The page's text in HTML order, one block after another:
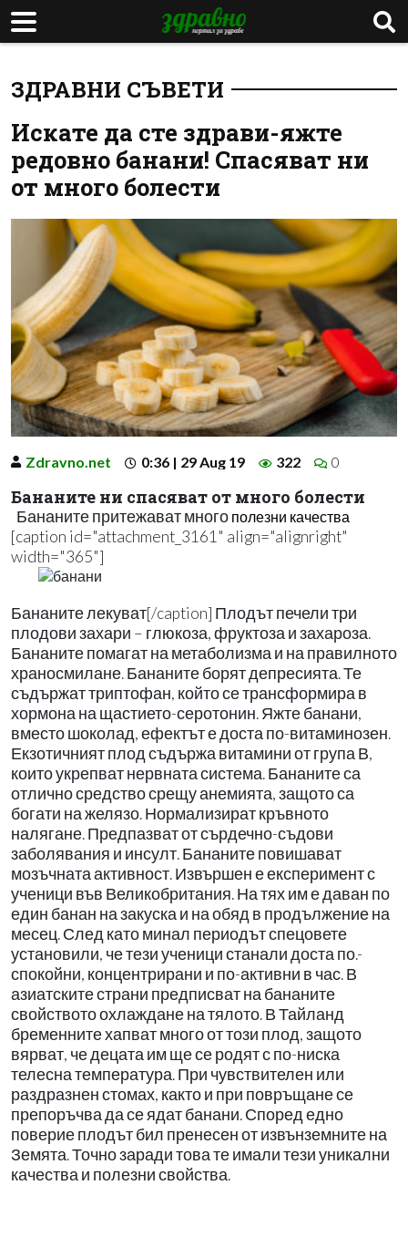
ЗДРАВНИ СЪВЕТИ
Искате да сте здрави-яжте
редовно банани! Спасяват ни
от много болести
Zdravno.net 0:36 | 29 Aug 19 322 0
Бананите ни спасяват от много болести
Бананите притежават много полезни качества
[caption id="attachment_3161" align="alignright"
width="365"]
Бананите лекуват[/caption] Плодът печели три
плодови захари – глюкоза, фруктоза и захароза.
Бананите помагат на метаболизма и на правилното
храносмилане. Бананите борят депресията. Те
съдържат триптофан, който се трансформира в
хормона на щастието-серотонин. Яжте банани,
вместо шоколад, ефектът е доста по-витаминозен.
Екзотичният плод съдържа витамини от група В,
които укрепват нервната система. Бананите са
отлично средство срещу анемията, защото са
богати на желязо. Нормализират кръвното
налягане. Предпазват от сърдечно-съдови
заболявания и инсулт. Бананите повишават
мозъчната активност. Извършен е експеримент с
ученици във Великобритания. На тях им е даван по
един банан на закуска и на обяд в продължение на
месец. След като минал периодът спецовете
установили, че тези ученици станали доста по.-
спокойни, концентрирани и по-активни в час. В
азиатските страни предписват на бананите
свойството охлаждане на тялото. В Тайланд
бременните хапват много от този плод, защото
вярват, че децата им ще се родят с по-ниска
телесна температура. При чувствителен или
раздразнен стомах, както и при повръщане се
препоръчва да се ядат банани. Според едно
поверие плодът бил пренесен от извънземните на
Земята. Точно заради това те имали тези уникални
качества и полезни свойства.